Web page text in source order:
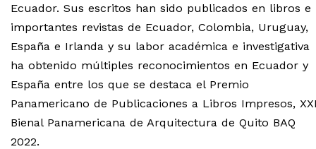
Ecuador. Sus escritos han sido publicados en libros e
importantes revistas de Ecuador, Colombia, Uruguay,
España e Irlanda y su labor académica e investigativa
ha obtenido múltiples reconocimientos en Ecuador y
España entre los que se destaca el Premio
Panamericano de Publicaciones a Libros Impresos,
Bienal Panamericana de Arquitectura de Quito BAQ
2022.